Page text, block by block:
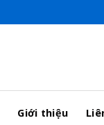
Giới thiệu